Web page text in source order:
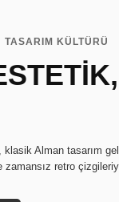
KÜLTÜRÜ
Alman tasarım
retro